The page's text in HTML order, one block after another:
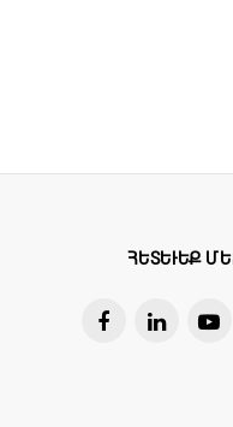
ՀԵՏԵՒԵՔ ՄԵԶ